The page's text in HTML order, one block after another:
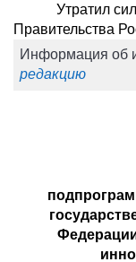
Утратил
Правительства
Информация об
редакцию